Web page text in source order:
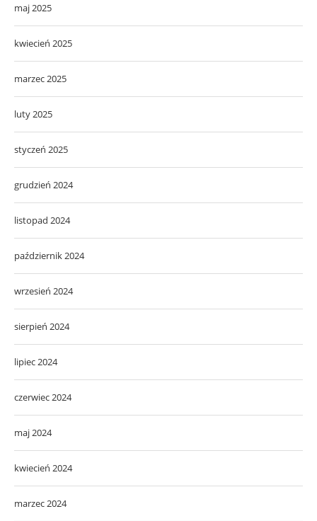
maj 2025
kwiecień 2025
marzec 2025
luty 2025
styczeń 2025
grudzień 2024
listopad 2024
październik 2024
wrzesień 2024
sierpień 2024
lipiec 2024
czerwiec 2024
maj 2024
kwiecień 2024
marzec 2024